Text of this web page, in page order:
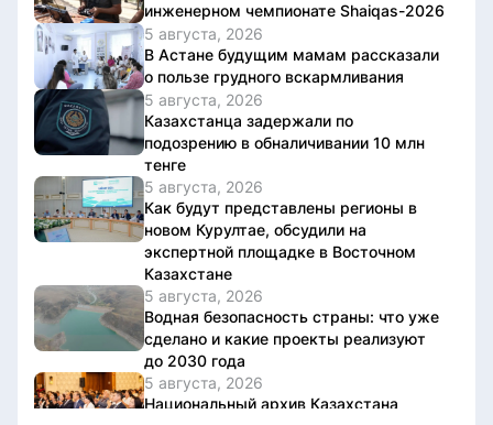
инженерном чемпионате Shaiqas-2026
5 августа, 2026
В Астане будущим мамам рассказали
о пользе грудного вскармливания
5 августа, 2026
Казахстанца задержали по
подозрению в обналичивании 10 млн
тенге
5 августа, 2026
Как будут представлены регионы в
новом Курултае, обсудили на
экспертной площадке в Восточном
Казахстане
5 августа, 2026
Водная безопасность страны: что уже
сделано и какие проекты реализуют
до 2030 года
5 августа, 2026
Национальный архив Казахстана